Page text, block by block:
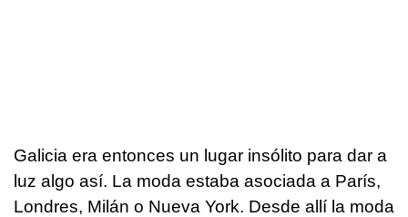
Galicia era entonces un lugar insólito para dar a
luz algo así. La moda estaba asociada a París,
Londres, Milán o Nueva York. Desde allí la moda